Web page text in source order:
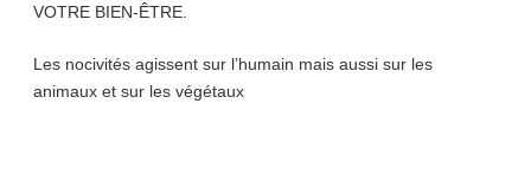
VOTRE BIEN-ÊTRE.
Les nocivités agissent sur l’humain mais aussi sur les
animaux et sur les végétaux